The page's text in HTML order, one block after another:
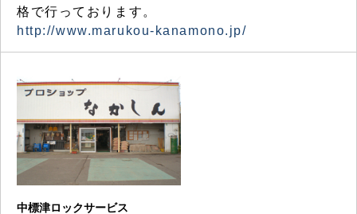
格で行っております。
http://www.marukou-kanamono.jp/
中標津ロックサービス